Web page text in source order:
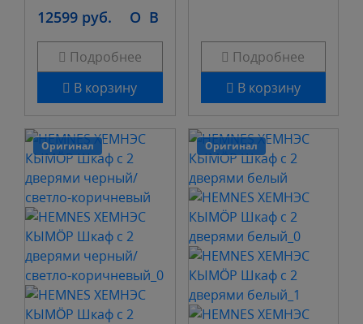
12599 руб.
O B
Подробнее
В корзину
Подробнее
В корзину
Оригинал Оригинал